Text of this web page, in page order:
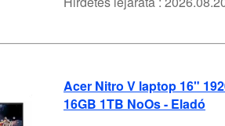
Acer Nitro V laptop 16"
16GB 1TB NoOs - Eladó